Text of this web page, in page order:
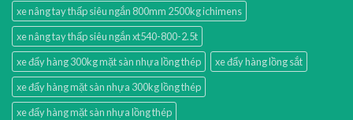
xe nâng tay thấp siêu ngắn 800mm 2500kg ichimens
xe nâng tay thấp siêu ngắn xt540-800-2.5t
xe đẩy hàng 300kg mặt sàn nhựa lồng thép
xe đẩy hàng lồng sắt
xe đẩy hàng mặt sàn nhựa 300kg lồng thép
xe đẩy hàng mặt sàn nhựa lồng thép